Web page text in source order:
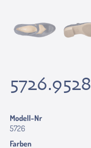
5726.9528
Modell-Nr
5726
Farben